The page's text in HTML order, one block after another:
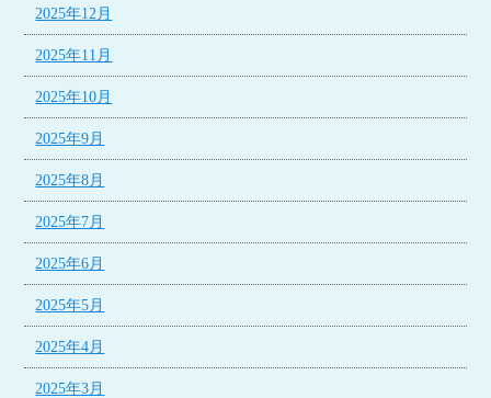
2025年12月
2025年11月
2025年10月
2025年9月
2025年8月
2025年7月
2025年6月
2025年5月
2025年4月
2025年3月